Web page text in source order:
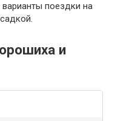
варианты поездки на
и